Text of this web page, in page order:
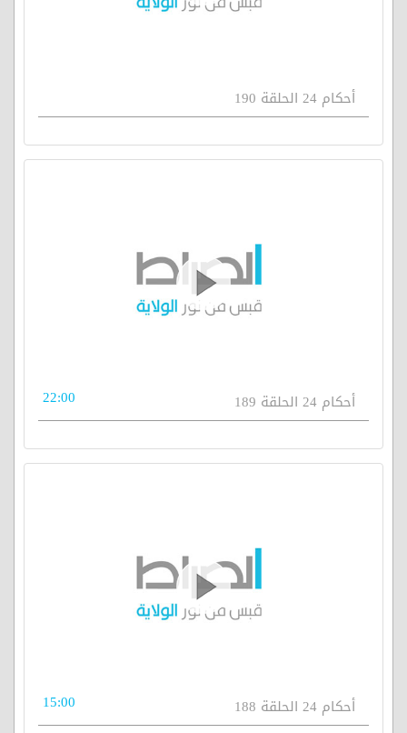
أحكام 24 الحلقة 190
أحكام 24 الحلقة 189 22:00
أحكام 24 الحلقة 188 15:00